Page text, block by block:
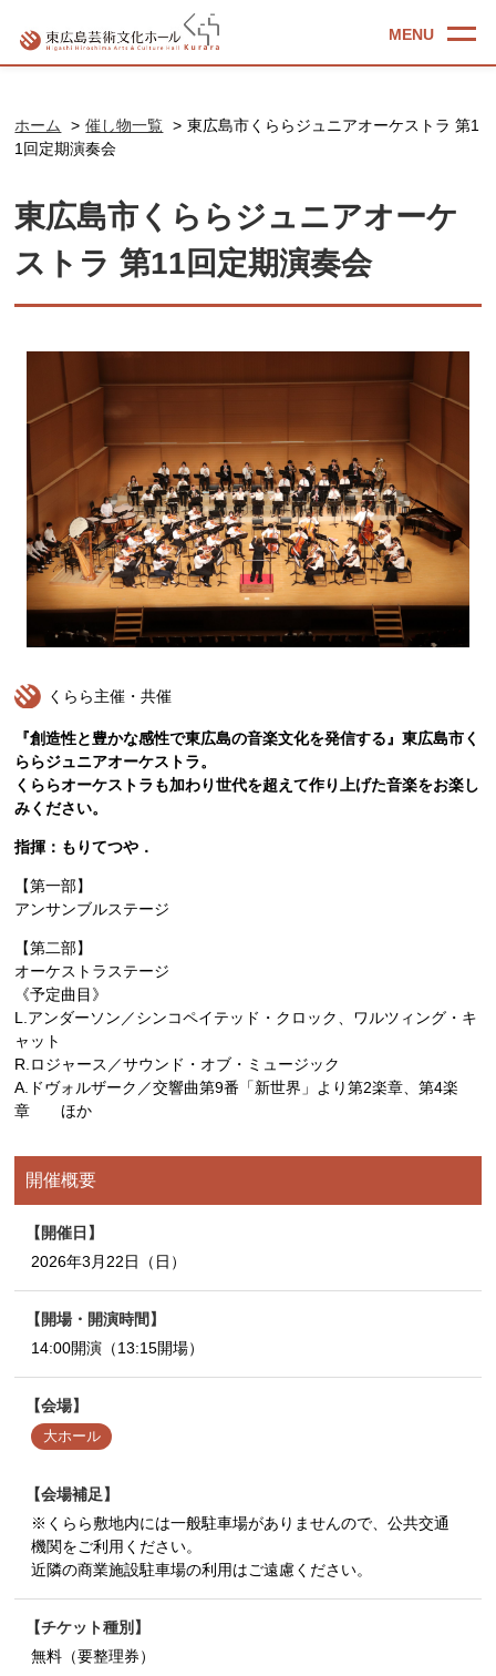
ホーム 催し物一覧
東広島市くららジュニアオーケストラ 第1
1回定期演奏会
東広島市くららジュニアオーケ
ストラ 第11回定期演奏会
くらら主催・共催
『創造性と豊かな感性で東広島の音楽文化を発信する』東広島市く
ららジュニアオーケストラ。
くららオーケストラも加わり世代を超えて作り上げた音楽をお楽し
みください。
指揮：もりてつや．
【第一部】
アンサンブルステージ
【第二部】
オーケストラステージ
《予定曲目》
L.アンダーソン／シンコペイテッド・クロック、ワルツィング・キ
ャット
R.ロジャース／サウンド・オブ・ミュージック
A.ドヴォルザーク／交響曲第9番「新世界」より第2楽章、第4楽
章 ほか
開催概要
開催日
2026年3月22日（日）
開場・開演時間
14:00開演（13:15開場）
会場
大ホール
会場補足
※くらら敷地内には一般駐車場がありませんので、公共交通
機関をご利用ください。
近隣の商業施設駐車場の利用はご遠慮ください。
チケット種別
無料（要整理券）